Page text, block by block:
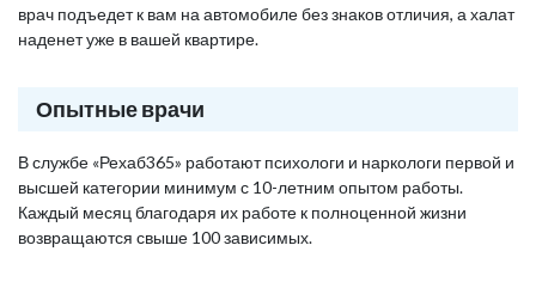
врач подъедет к вам на автомобиле без знаков отличия, а халат
наденет уже в вашей квартире.
Опытные врачи
В службе «Рехаб365» работают психологи и наркологи первой и
высшей категории минимум с 10-летним опытом работы.
Каждый месяц благодаря их работе к полноценной жизни
возвращаются свыше 100 зависимых.